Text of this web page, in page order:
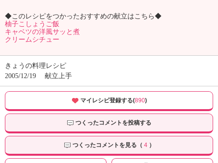
◆このレシピをつかったおすすめの献立はこちら◆
柚子こしょうご飯
キャベツの洋風サッと煮
クリームシチュー
きょうの料理レシピ
2005/12/19
献立上手
マイレシピ登録する(890)
つくったコメントを投稿する
つくったコメントを見る（ 4）